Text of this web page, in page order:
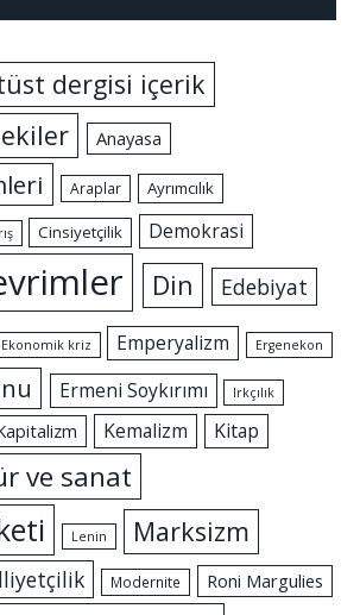
dergisi içerik
Anayasa
Araplar Ayrımcılık
Cinsiyetçilik Demokrasi
Din Edebiyat
Ekonomik kriz Emperyalizm Ergenekon
Ermeni Soykırımı Irkçılık
Kemalizm Kitap
ve sanat
Lenin Marksizm
Modernite Roni Margulies